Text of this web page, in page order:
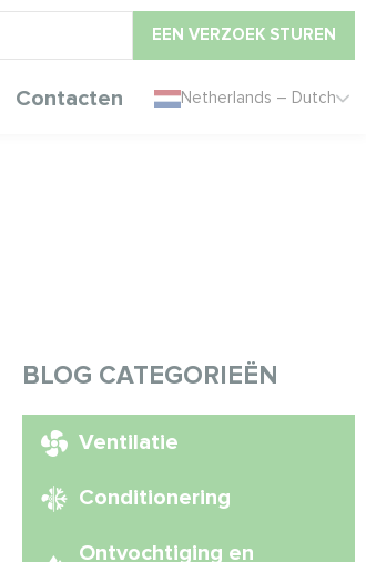
EEN VERZOEK STUREN
Contacten Netherlands – Dutch
BLOG CATEGORIEËN
Ventilatie
Conditionering
Ontvochtiging en